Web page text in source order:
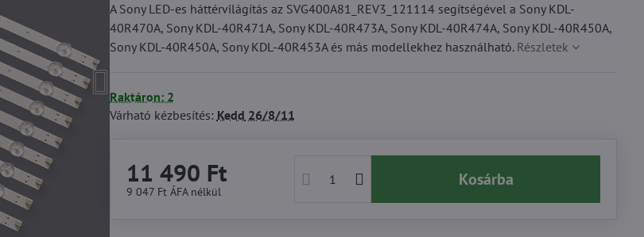
A Sony LED-es háttérvilágítás az SVG400A81_REV3_121114 segítségével a Sony KDL-
40R470A, Sony KDL-40R471A, Sony KDL-40R473A, Sony KDL-40R474A, Sony KDL-40R450A,
Sony KDL-40R450A, Sony KDL-40R453A és más modellekhez használható. Részletek
Raktáron: 2
Várható kézbesítés: Kedd 26/8/11
11 490 Ft
9 047 Ft ÁFA nélkül
Kosárba